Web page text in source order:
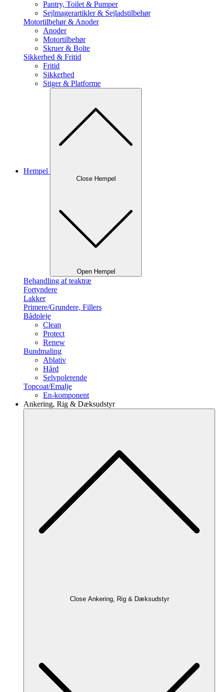
Pantry, Toilet & Pumper
Sejlmagerartikler & Sejladstilbehør
Motortilbehør & Anoder
Anoder
Motortilbehør
Skruer & Bolte
Sikkerhed & Fritid
Fritid
Sikkerhed
Stiger & Platforme
Hempel
Close Hempel
Open Hempel
Behandling af teaktræ
Fortyndere
Lakker
Primere/Grundere, Fillers
Bådpleje
Clean
Protect
Renew
Bundmaling
Ablativ
Hård
Selvpolerende
Topcoat/Emalje
En-komponent
Ankering, Rig & Dæksudstyr
Close Ankering, Rig & Dæksudstyr